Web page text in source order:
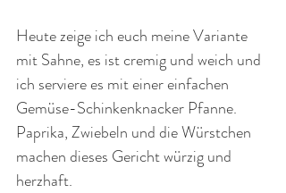
Heute zeige ich euch meine Variante
mit Sahne, es ist cremig und weich und
ich serviere es mit einer einfachen
Gemüse-Schinkenknacker Pfanne.
Paprika, Zwiebeln und die Würstchen
machen dieses Gericht würzig und
herzhaft.